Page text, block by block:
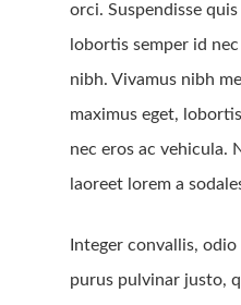
orci. Suspendisse
lobortis semper id
nibh. Vivamus nibh
maximus eget,
nec eros ac vehicula.
laoreet lorem a
Integer convallis,
purus pulvinar justo,